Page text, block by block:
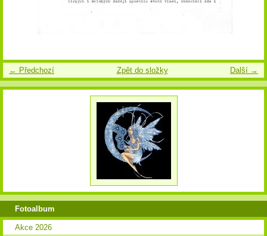
← Předchozí Další →
Zpět do složky
Fotoalbum
Akce 2026